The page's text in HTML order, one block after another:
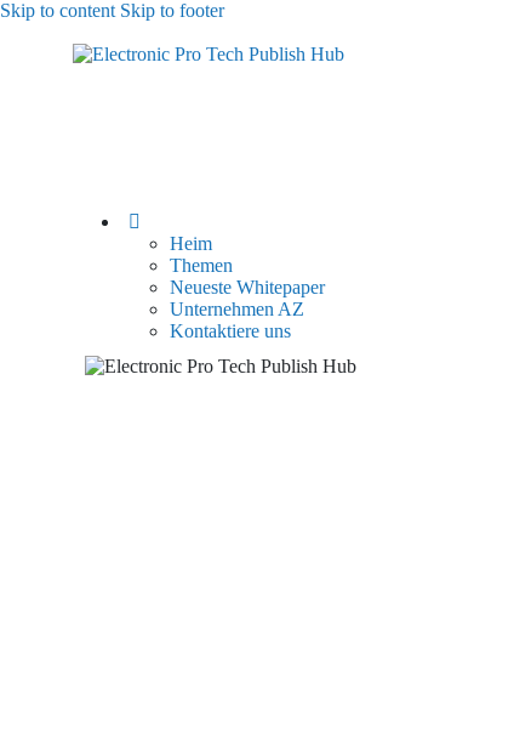
Skip to content Skip to footer
Heim
Themen
Neueste Whitepaper
Unternehmen AZ
Kontaktiere uns